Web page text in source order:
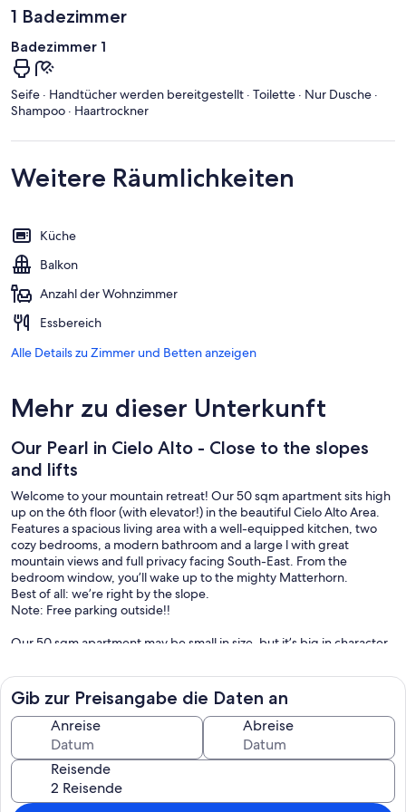
1 Badezimmer
Badezimmer 1
Seife · Handtücher werden bereitgestellt · Toilette · Nur Dusche ·
Shampoo · Haartrockner
Weitere Räumlichkeiten
Küche
Balkon
Anzahl der Wohnzimmer
Essbereich
Alle Details zu Zimmer und Betten anzeigen
Mehr zu dieser Unterkunft
Our Pearl in Cielo Alto - Close to the slopes
and lifts
Welcome to your mountain retreat! Our 50 sqm apartment sits high
up on the 6th floor (with elevator!) in the beautiful Cielo Alto Area.
Features a spacious living area with a well-equipped kitchen, two
cozy bedrooms, a modern bathroom and a large l with great
mountain views and full privacy facing South-East. From the
bedroom window, you’ll wake up to the mighty Matterhorn.
Best of all: we’re right by the slope.
Note: Free parking outside!!
Our 50 sqm apartment may be small in size, but it’s big in character
everything you need for a great stay in the mountains. The balcony
is completely secluded, perfect for morning coffee or an evening
drink in peace.
Please note that we recommend the apartment for 4 guests. While
it can accommodate up to 6, space will be limited, so it's best suited
for close friends or family. One of the bedrooms even offers a view
of the majestic Matterhorn a truly magical sight to wake up to.
Gib zur Preisangabe die Daten an
Anreise Abreise
Reisende